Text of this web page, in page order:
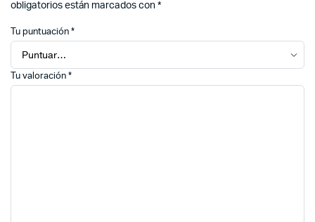
obligatorios están marcados con*
Tu puntuación *
Tu valoración *